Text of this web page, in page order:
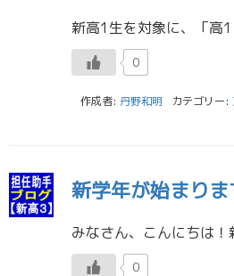
0
作成者: 丹野和明 カテゴリー:
新学年が始まりま
0